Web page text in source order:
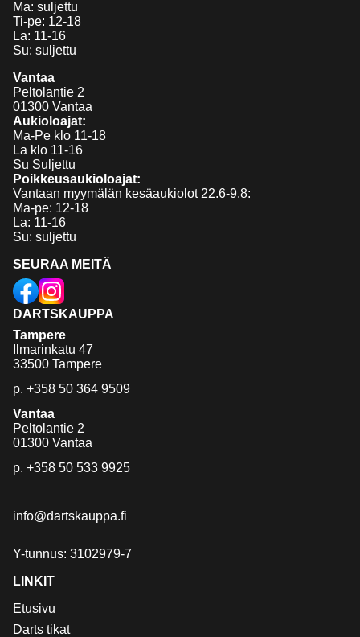
DARTSKAUPPA
Tampere
Ilmarinkatu 47
33500 Tampere
p. +358 50 364 9509
Vantaa
Peltolantie 2
01300 Vantaa
p. +358 50 533 9925
info@dartskauppa.fi
Y-tunnus: 3102979-7
SEURAA MEITÄ
LINKIT
Etusivu
Darts tikat
Ma: suljettu
Ti-pe: 12-18
La: 11-16
Su: suljettu
Vantaa
Peltolantie 2
01300 Vantaa
Aukioloajat:
Ma-Pe klo 11-18
La klo 11-16
Su Suljettu
Poikkeusaukioloajat:
Vantaan myymälän kesäaukiolot 22.6-9.8:
Ma-pe: 12-18
La: 11-16
Su: suljettu